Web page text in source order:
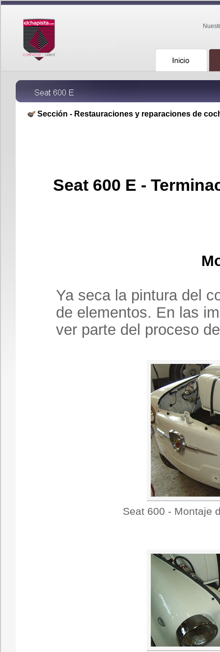
Sección - Restauraciones y reparaciones de
Seat 600 E -
Ya seca la pintura del
de elementos. En las
ver parte del proceso
Seat 600 - Montaje